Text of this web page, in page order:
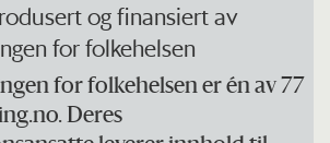
og finansiert av
for folkehelsen
for folkehelsen er én av 77
Deres